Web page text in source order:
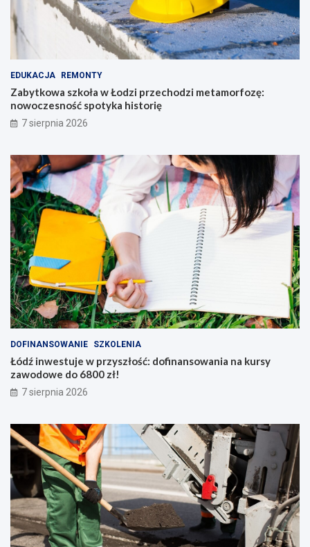
EDUKACJA REMONTY
Zabytkowa szkoła w Łodzi przechodzi metamorfozę:
nowoczesność spotyka historię
7 sierpnia 2026
DOFINANSOWANIE SZKOLENIA
Łódź inwestuje w przyszłość: dofinansowania na kursy
zawodowe do 6800 zł!
7 sierpnia 2026